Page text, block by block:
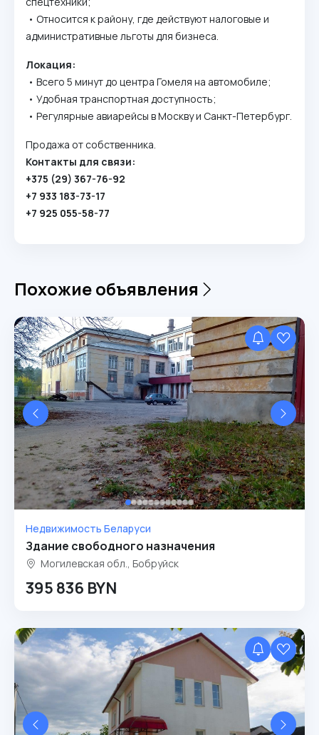
• Относится к району, где действуют налоговые и
административные льготы для бизнеса.
Локация:
• Всего 5 минут до центра Гомеля на автомобиле;
• Удобная транспортная доступность;
• Регулярные авиарейсы в Москву и Санкт-Петербург.
Продажа от собственника.
Контакты для связи:
+375 (29) 367-76-92
+7 933 183-73-17
+7 925 055-58-77
Похожие объявления
Недвижимость Беларуси
Здание свободного назначения
Могилевская обл., Бобруйск
395 836 BYN